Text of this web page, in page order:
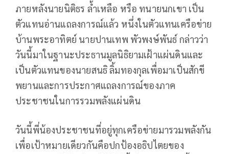
ภายหลังนายนิติธร ล้ำเหลือ หรือ ทนายนกเขา เป็น
ตัวแทนอ่านแถลงการณ์แล้ว หนึ่งในตัวแทนเครือข่าย
บ้านพระอาทิตย์ นายปานเทพ พัวพงษ์พันธ์ กล่าวว่า
วันนี้มาในฐานะประธานมูลนิธิยามเฝ้าแผ่นดินและ
เป็นตัวแทนของนายสนธิ ลิ้มทองกุลเพื่อมาเป็นสักขี
พยานและการประกาศแถลงการณ์ของภาค
ประชาชนในการรวมพลังแผ่นดิน
วันนี้พี่น้องประชาชนที่อยู่ทุกเครือข่ายมารวมพลังกัน
เพื่อเป้าหมายเดียวกันคือปกป้องอธิปไตยของ